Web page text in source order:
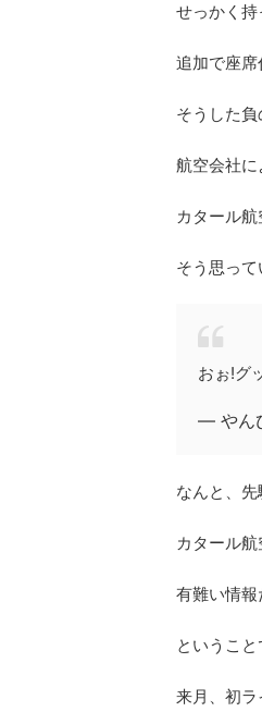
せっかく持
追加で座席
そうした負
航空会社に
カタール
そう思っ
おぉ!グ
— やん
なんと、先
カタール
有難い情報
というこ
来月、初ラ